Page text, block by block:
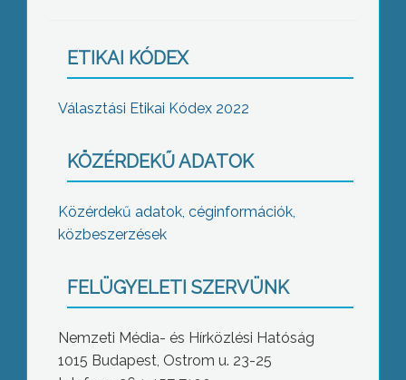
ETIKAI KÓDEX
Választási Etikai Kódex 2022
KÖZÉRDEKŰ ADATOK
Közérdekű adatok, céginformációk,
közbeszerzések
FELÜGYELETI SZERVÜNK
Nemzeti Média- és Hírközlési Hatóság
1015 Budapest, Ostrom u. 23-25